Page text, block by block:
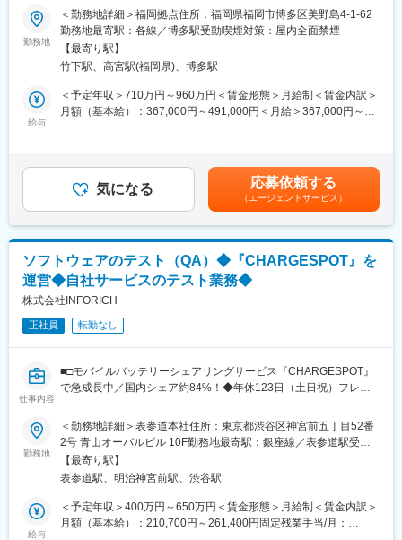
■キャリアパス：
23年度4月よりメンバーシップ型からジョブ型雇用に移行し、ご
自身のキャリアをより主体的に選択できるようになりました。パ
が自律的に学習可能な「Linkedin Learning」の導入、MBA派遣プ
ログラム、語学力向上プログラムなど、社員一人一人の成長を後
転職にあたり引っ越しを要する場合、通勤1.5時間以上の場所にお
住まいの場合、現職で社宅や寮にお住まいの場合、いずれかに当
てはまれば、社宅貸与もしくは住宅費補助制度の対象になりま
す。その場合引っ越し手当についても当社にて負担いたします。
マホ電子基板向けシェア40％／ジョブ型雇用・公募異動制度・リ
スキリングなど制度が充実】
グローバルに展開する製造業向けシステムプラットフォームの品
質保証業務。主に、事業変革の核となるアーキテクチャ刷新プロ
ジェクトをご担当いただき、開発上流からの品質作り込みやプロ
ダクト全体のリリース判定を担っていただきます。
■具体的な業務例：
・英語の使用頻度は、 海外拠点とのやり取り（主にメール）が発
生します。Web会議は月に1回程度の頻度です。
た最先端の生産設備やソフトウェア、O&Mソリューションなどの
提供で、お客様の工場全体の製造プロセスを最適化し、高生産
性・高品質の実現に貢献しています。
サービスに至るまで、開発の上流工程から市場に出た後まで、一
貫して品質を保証する組織です。全部門を巻き込みながら、グロ
することが私たちのミッションです。変化点やバラツキを的確に
捉え、是正活動を強化することで、品質向上と品質ロス低減の実
■職場の雰囲気：
経験豊富な社員が多く、落ち着いた環境でじっくり業務に取り組
める職場です。他事業部からの異動者も多数在籍し、様々な製品
性を尊重し合っています。年齢や役職に関係なくフラットな文化
で、技術的な相談や改善提案など、活発な議論を歓迎する風土が
勤務地
＜勤務地詳細＞福岡拠点住所：福岡県福岡市博多区美野島4-1-62
勤務地最寄駅：各線／博多駅受動喫煙対策：屋内全面禁煙
【最寄り駅】
竹下駅、高宮駅(福岡県)、博多駅
給与
＜予定年収＞710万円～960万円＜賃金形態＞月給制＜賃金内訳＞
月額（基本給）：367,000円～491,000円＜月給＞367,000円～
の金額であり、選考を通じて上下する可能性があります。月給(月
額)は固定手当を含めた表記です。
気になる 応募依頼する
（エージェントサービス）
ソフトウェアのテスト（QA）◆『CHARGESPOT』を
運営◆自社サービスのテスト業務◆
株式会社INFORICH
正社員 転勤なし
仕事内容
■□モバイルバッテリーシェアリングサービス『CHARGESPOT』
で急成長中／国内シェア約84%！◆年休123日（土日祝）フレッ
■職務説明
CHARGESPOT、ShareSPOT、SPOTJOBS、CheerSPOTなど、
INFORICH が展開する各種サービスの開発・運用を支えるチーム
において、主にソフトウェアのテスト業務をご担当いただきま
す。
（1）メインロールとしてお任せしたいこと
・CHARGESPOT、ShareSPOT、CheerSPOTなどのApp、API、
勤務地
＜勤務地詳細＞表参道本社住所：東京都渋谷区神宮前五丁目52番
2号 青山オーバルビル 10F勤務地最寄駅：銀座線／表参道駅受動
喫煙対策：屋内全面禁煙変更の範囲：会社の定める場所（リモー
トワークを含む）
【最寄り駅】
表参道駅、明治神宮前駅、渋谷駅
給与
＜予定年収＞400万円～650万円＜賃金形態＞月給制＜賃金内訳＞
月額（基本給）：210,700円～261,400円固定残業手当/月：